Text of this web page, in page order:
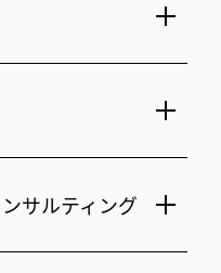
サルティング